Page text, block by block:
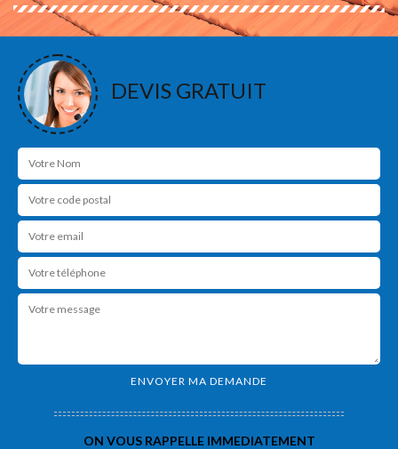
DEVIS GRATUIT
ON VOUS RAPPELLE IMMEDIATEMENT